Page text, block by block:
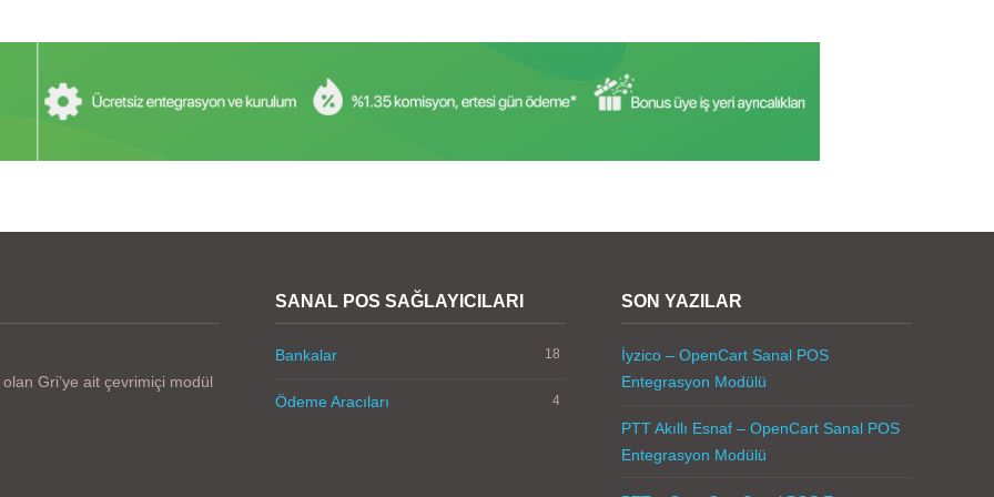
Gri’ye ait çevrimiçi modül
SANAL POS SAĞLAYICILARI
Bankalar 18
Ödeme Aracıları 4
SON YAZILAR
İyzico – OpenCart Sanal POS
Entegrasyon Modülü
PTT Akıllı Esnaf – OpenCart Sanal POS
Entegrasyon Modülü